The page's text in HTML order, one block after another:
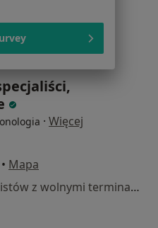
· Więcej
• Mapa
Brak dostępnych specjalistów z wolnymi terminami w tym centrum medycznym.